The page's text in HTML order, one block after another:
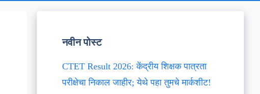
नवीन पोस्ट
CTET Result 2026: केंद्रीय शिक्षक पात्रता
परीक्षेचा निकाल जाहीर; येथे पहा तुमचे मार्कशीट!